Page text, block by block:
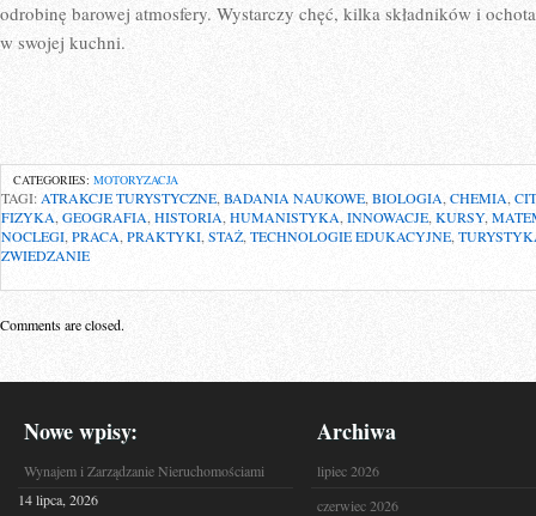
odrobinę barowej atmosfery. Wystarczy chęć, kilka składników i
w swojej kuchni.
CATEGORIES: MOTORYZACJA
TAGI: ATRAKCJE TURYSTYCZNE, BADANIA NAUKOWE BIOLOGIA CHEMIA
FIZYKA, GEOGRAFIA, HISTORIA HUMANISTYKA, INNOWACJE KURSY,
NOCLEGI, PRACA PRAKTYKI STAŻ, TECHNOLOGIE EDUKACYJNE
ZWIEDZANIE
Comments are closed.
Nowe wpisy:
Wynajem i Zarządzanie Nieruchomościami
14 lipca, 2026
Archiwa
lipiec 2026
czerwiec 2026